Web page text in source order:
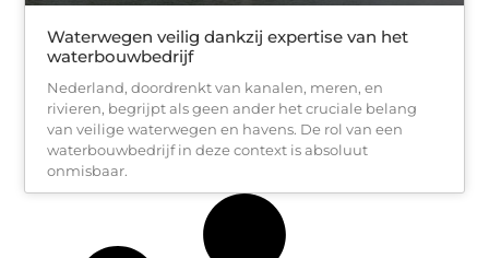
Waterwegen veilig dankzij expertise van het
waterbouwbedrijf
Nederland, doordrenkt van kanalen, meren, en
rivieren, begrijpt als geen ander het cruciale belang
van veilige waterwegen en havens. De rol van een
waterbouwbedrijf in deze context is absoluut
onmisbaar.